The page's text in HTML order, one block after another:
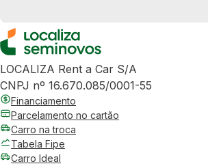
LOCALIZA Rent a Car S/A
CNPJ nº 16.670.085/0001-55
Financiamento
Parcelamento no cartão
Carro na troca
Tabela Fipe
Carro Ideal